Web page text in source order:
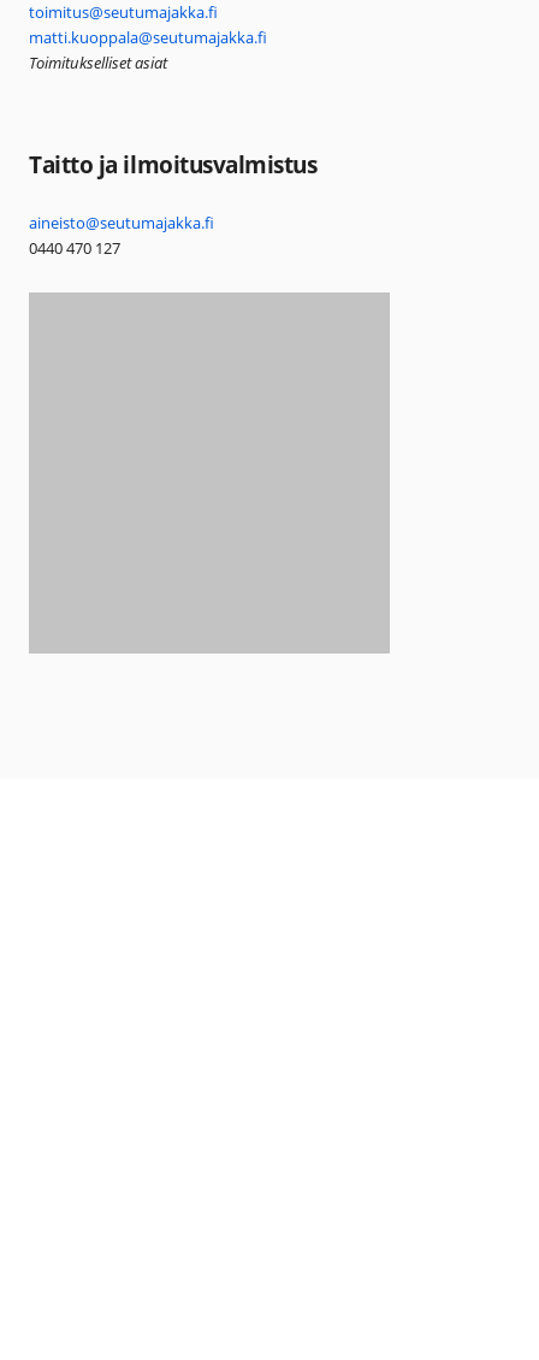
toimitus@seutumajakka.fi
matti.kuoppala@seutumajakka.fi
Toimitukselliset asiat
Taitto ja ilmoitusvalmistus
aineisto@seutumajakka.fi
0440 470 127